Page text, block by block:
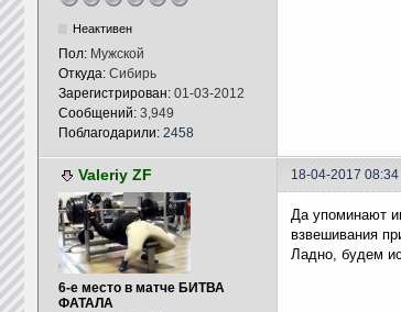
Неактивен
Пол: Мужской
Откуда: Сибирь
Зарегистрирован: 01-03-2012
Сообщений: 3,949
Поблагодарили: 2458
Valeriy ZF 18-04-2017 08:34
6-е место в матче БИТВА
ФАТАЛА
Да упоминают
взвешивания
Ладно, будем